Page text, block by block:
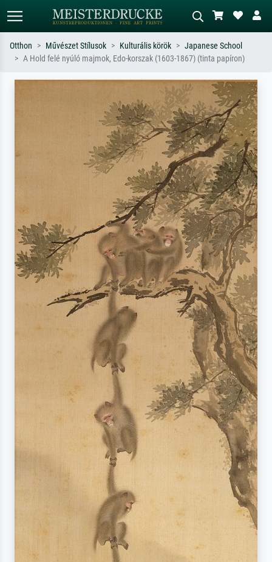
szerint – pl. Monet, Csillagos éj,
impresszionizmus, Hokusai-hullám,
Írja le a jelenetet – pl. zöld rét, sok
piros absztrakt, sötét olajkép, álló akt
egy fa mellett.
Otthon Művészet Stílusok Kulturális körök
Japanese School
A Hold felé nyúló majmok, Edo-korszak (1603-1867) (tinta papíron)